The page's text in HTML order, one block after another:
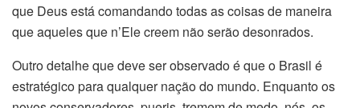
que Deus está comandando todas as coisas de maneira
que aqueles que n’Ele creem não serão desonrados.
Outro detalhe que deve ser observado é que o Brasil é
estratégico para qualquer nação do mundo. Enquanto os